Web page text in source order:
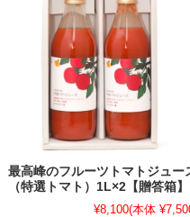
最高峰のフルーツトマトジュー
（特選トマト）1L×2【贈答箱】
¥8,100(本体